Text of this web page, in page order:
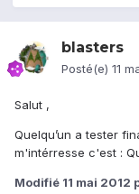
blasters
Posté(e) 11
Salut ,
Quelqu’un a tester
m'intérresse c'est :
Modifié 11 mai 2012